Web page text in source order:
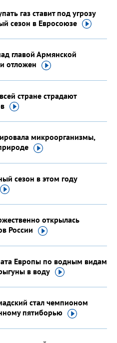
газ ставит под угрозу
сезон в Евросоюзе
главой Армянской
отложен
стране страдают
микроорганизмы,
сезон в этом году
открылась
России
Европы по водным видам
в воду
стал чемпионом
пятиборью